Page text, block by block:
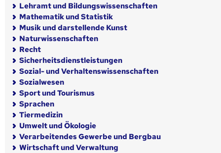
Lehramt und Bildungswissenschaften
Mathematik und Statistik
Musik und darstellende Kunst
Naturwissenschaften
Recht
Sicherheitsdienstleistungen
Sozial- und Verhaltenswissenschaften
Sozialwesen
Sport und Tourismus
Sprachen
Tiermedizin
Umwelt und Ökologie
Verarbeitendes Gewerbe und Bergbau
Wirtschaft und Verwaltung